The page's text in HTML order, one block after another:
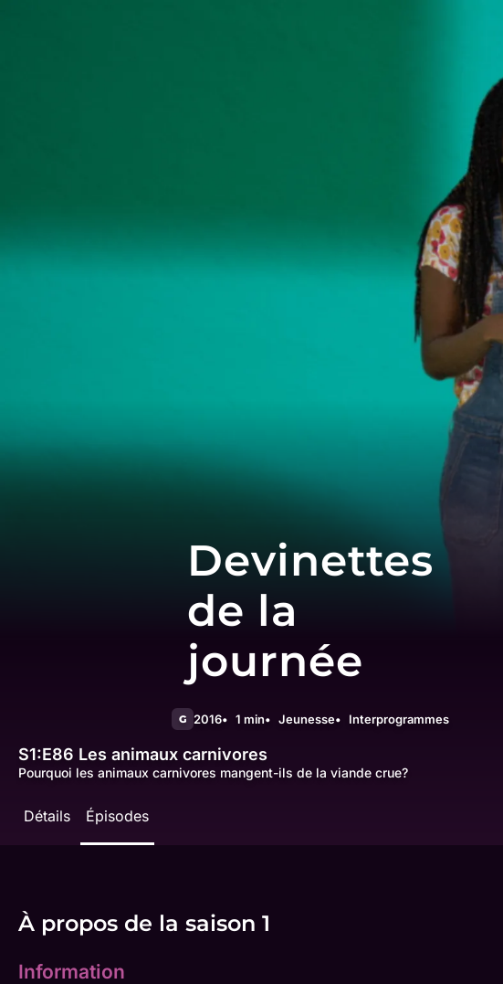
Devinettes
de la
journée
G 2016 1 min Jeunesse Interprogrammes
S1:E86 Les animaux carnivores
Pourquoi les animaux carnivores mangent-ils de la viande crue?
Détails Épisodes
À propos de la saison 1
Information